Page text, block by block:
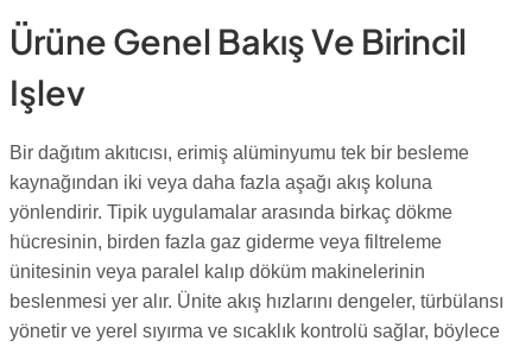
Ürüne Genel Bakış Ve Birincil
Işlev
Bir dağıtım akıtıcısı, erimiş alüminyumu tek bir besleme
kaynağından iki veya daha fazla aşağı akış koluna
yönlendirir. Tipik uygulamalar arasında birkaç dökme
hücresinin, birden fazla gaz giderme veya filtreleme
ünitesinin veya paralel kalıp döküm makinelerinin
beslenmesi yer alır. Ünite akış hızlarını dengeler, türbülansı
yönetir ve yerel sıyırma ve sıcaklık kontrolü sağlar, böylece